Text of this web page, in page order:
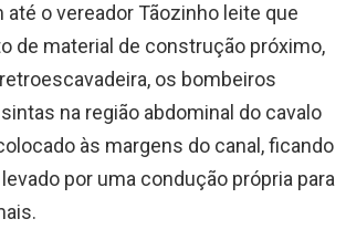
o vereador Tãozinho leite que
de material de construção próximo,
os bombeiros
na região abdominal do cavalo
às margens do canal, ficando
por uma condução própria para